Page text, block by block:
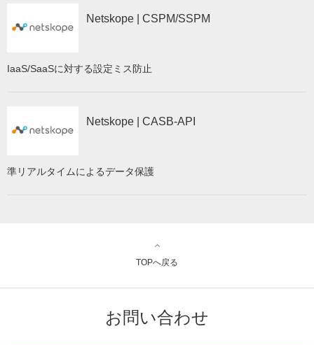
Netskope | CSPM/SSPM
IaaS/SaaSに対する設定ミス防止
Netskope | CASB-API
準リアルタイムによるデータ保護
TOPへ戻る
お問い合わせ